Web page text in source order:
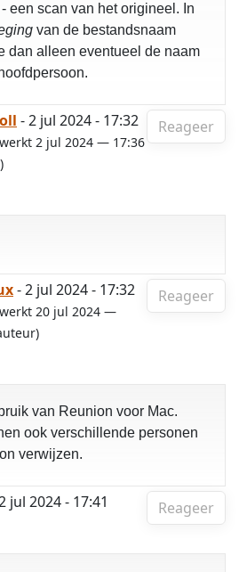
een scan van het origineel. In
van de bestandsnaam
dan alleen eventueel de naam
Reageer
- 2 jul 2024 - 17:32
2 jul 2024 — 17:36
Reageer
- 2 jul 2024 - 17:32
20 jul 2024 —
van Reunion voor Mac.
ook verschillende personen
verwijzen.
Reageer
jul 2024 - 17:41